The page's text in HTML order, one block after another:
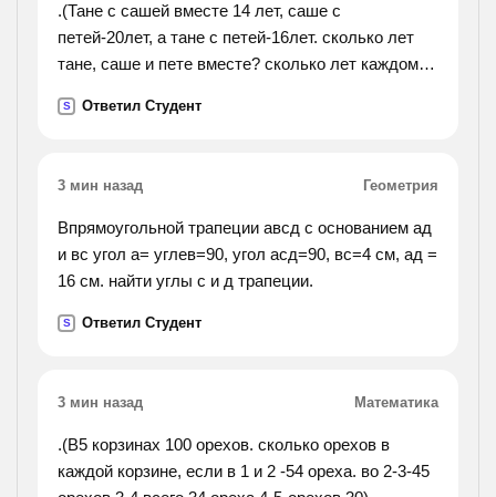
.(Тане с сашей вместе 14 лет, саше с
петей-20лет, а тане с петей-16лет. сколько лет
тане, саше и пете вместе? сколько лет каждому
S Ответил Студент
3 мин назад Геометрия
Впрямоугольной трапеции авсд с основанием ад
и вс угол а= углев=90, угол асд=90, вс=4 см, ад =
16 см. найти углы с и д трапеции.
S Ответил Студент
3 мин назад Математика
.(В5 корзинах 100 орехов. сколько орехов в
каждой корзине, если в 1 и 2 -54 ореха. во 2-3-45